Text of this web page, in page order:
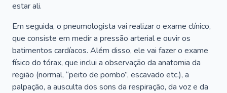
estar ali.
Em seguida, o pneumologista vai realizar o exame clínico,
que consiste em medir a pressão arterial e ouvir os
batimentos cardíacos. Além disso, ele vai fazer o exame
físico do tórax, que inclui a observação da anatomia da
região (normal, “peito de pombo”, escavado etc.), a
palpação, a ausculta dos sons da respiração, da voz e da